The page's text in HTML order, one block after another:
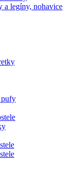
a legíny, nohavice
pufy